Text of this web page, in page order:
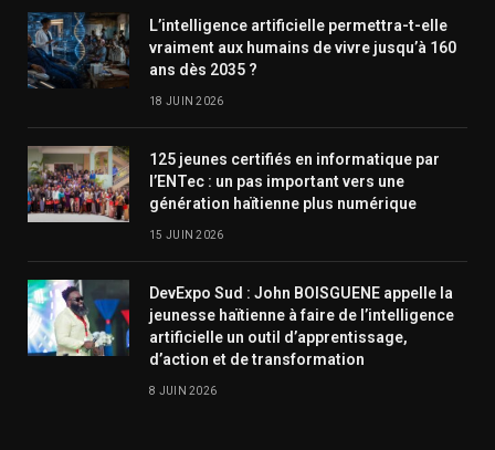
L’intelligence artificielle permettra-t-elle
vraiment aux humains de vivre jusqu’à 160
ans dès 2035 ?
18 JUIN 2026
125 jeunes certifiés en informatique par
l’ENTec : un pas important vers une
génération haïtienne plus numérique
15 JUIN 2026
DevExpo Sud : John BOISGUENE appelle la
jeunesse haïtienne à faire de l’intelligence
artificielle un outil d’apprentissage,
d’action et de transformation
8 JUIN 2026